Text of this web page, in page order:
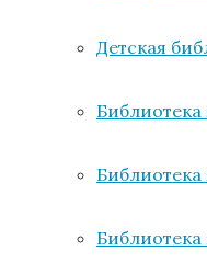
Детская
Библиотека
Библиотека